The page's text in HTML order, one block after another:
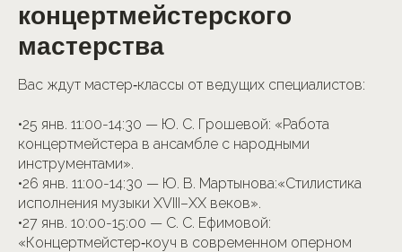
концертмейстерского
мастерства
Вас ждут мастер‑классы от ведущих специалистов:
•25 янв. 11:00-14:30 — Ю. С. Грошевой: «Работа
концертмейстера в ансамбле с народными
инструментами».
•26 янв. 11:00-14:30 — Ю. В. Мартынова:«Стилистика
исполнения музыки XVIII–XX веков».
•27 янв. 10:00-15:00 — С. С. Ефимовой:
«Концертмейстер‑коуч в современном оперном